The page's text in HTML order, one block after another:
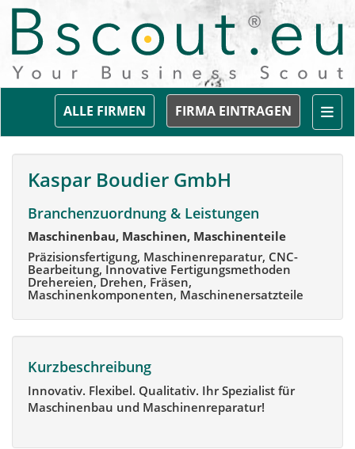
FIRMA EINTRAGEN
ALLE FIRMEN
Kaspar Boudier GmbH
Branchenzuordnung & Leistungen
Maschinenbau, Maschinen, Maschinenteile
Präzisionsfertigung, Maschinenreparatur, CNC-
Bearbeitung, Innovative Fertigungsmethoden
Drehereien, Drehen, Fräsen,
Maschinenkomponenten, Maschinenersatzteile
Kurzbeschreibung
Innovativ. Flexibel. Qualitativ. Ihr Spezialist für
Maschinenbau und Maschinenreparatur!